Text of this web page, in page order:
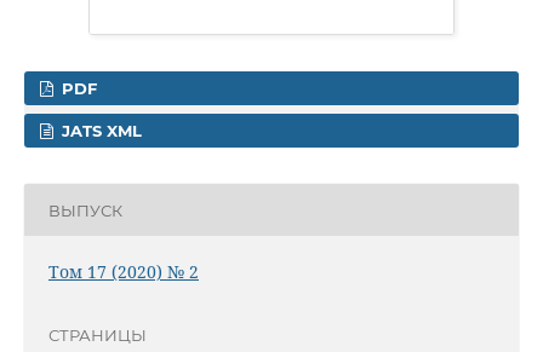
PDF
JATS XML
ВЫПУСК
Том 17 (2020) № 2
СТРАНИЦЫ